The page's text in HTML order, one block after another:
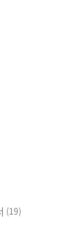
(19)